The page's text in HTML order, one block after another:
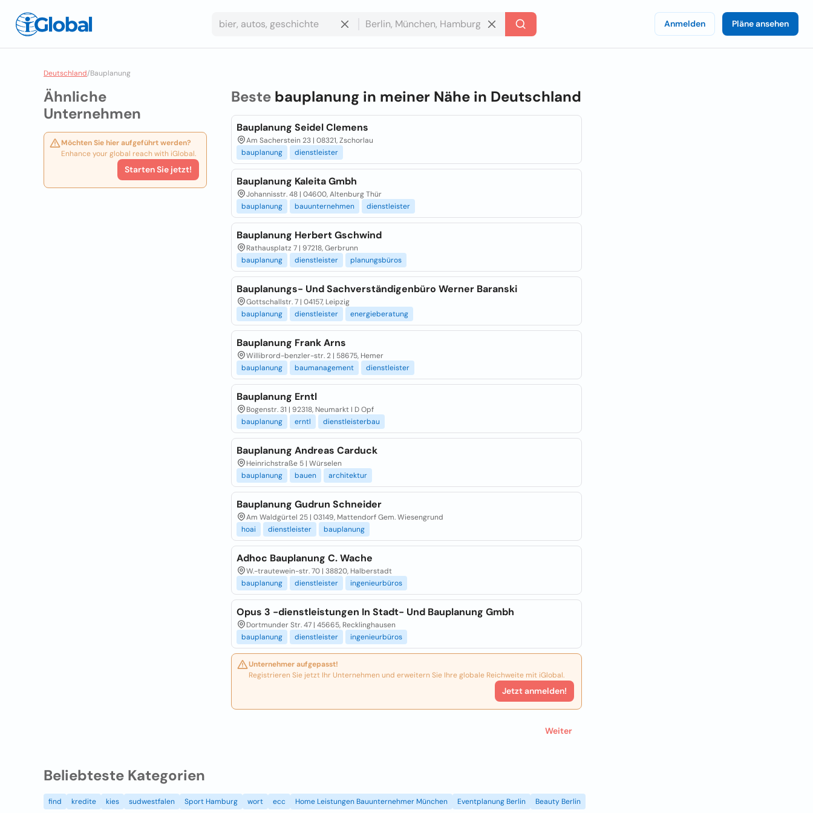
Anmelden Pläne ansehen
Deutschland/Bauplanung
Ähnliche
Unternehmen
Möchten Sie hier aufgeführt werden?
Enhance your global reach with iGlobal.
Starten Sie jetzt!
Beste bauplanung in meiner Nähe in Deutschland
Bauplanung Seidel Clemens
Am Sacherstein 23 | 08321, Zschorlau
bauplanung
dienstleister
Bauplanung Kaleita Gmbh
Johannisstr. 48 | 04600, Altenburg Thür
bauplanung
bauunternehmen dienstleister
Bauplanung Herbert Gschwind
Rathausplatz 7 | 97218, Gerbrunn
bauplanung
dienstleister planungsbüros
Bauplanungs- Und Sachverständigenbüro Werner Baranski
Gottschallstr. 7 | 04157, Leipzig
bauplanung
dienstleister energieberatung
Bauplanung Frank Arns
Willibrord-benzler-str. 2 | 58675, Hemer
bauplanung
baumanagement dienstleister
Bauplanung Erntl
Bogenstr. 31 | 92318, Neumarkt I D Opf
bauplanung
erntl dienstleisterbau
Bauplanung Andreas Carduck
Heinrichstraße 5 | Würselen
bauplanung
bauen architektur
Bauplanung Gudrun Schneider
Am Waldgürtel 25 | 03149, Mattendorf Gem. Wiesengrund
hoai
dienstleister bauplanung
Adhoc Bauplanung C. Wache
W.-trautewein-str. 70 | 38820, Halberstadt
bauplanung
dienstleister ingenieurbüros
Opus 3 -dienstleistungen In Stadt- Und Bauplanung Gmbh
Dortmunder Str. 47 | 45665, Recklinghausen
bauplanung
dienstleister ingenieurbüros
Unternehmer aufgepasst!
Registrieren Sie jetzt Ihr Unternehmen und erweitern Sie Ihre globale Reichweite mit iGlobal.
Jetzt anmelden!
Weiter
Beliebteste Kategorien
find kredite kies sudwestfalen Sport Hamburg wort ecc Home Leistungen Bauunternehmer München Eventplanung Berlin Beauty Berlin